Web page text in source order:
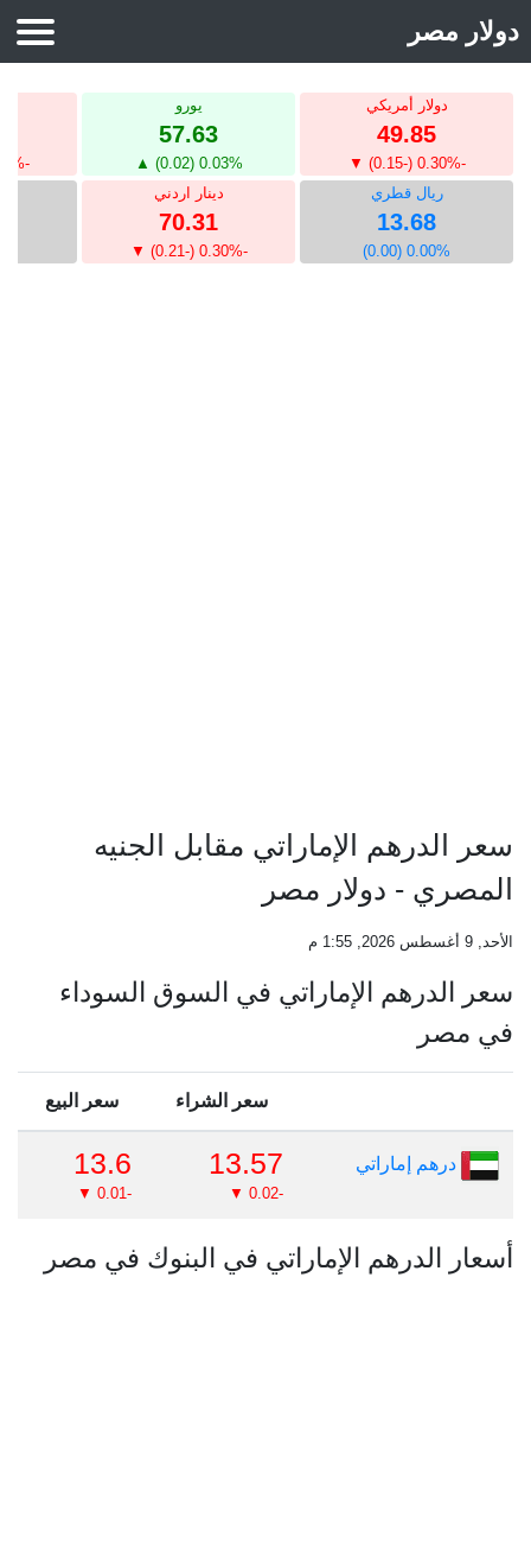
دولار مصر
سعر الدولار
سعر اليورو
الريال السعودي
الدينار الكويتي
دولار أمريكي
49.85
-0.30% (-0.15) ▼
يورو
57.63
0.03% (0.02) ▲
-0.19% (-0.13) ▼
ريال قطري
13.68
0.00% (0.00)
دينار اردني
70.31
-0.30% (-0.21) ▼
سعر الدرهم الإماراتي مقابل الجنيه
المصري - دولار مصر
الأحد, 9 أغسطس 2026, 1:55 م
سعر الدرهم الإماراتي في السوق السوداء
في مصر
سعر الشراء سعر البيع
درهم إماراتي 13.57
-0.02 ▼
13.6
-0.01 ▼
أسعار الدرهم الإماراتي في البنوك في مصر